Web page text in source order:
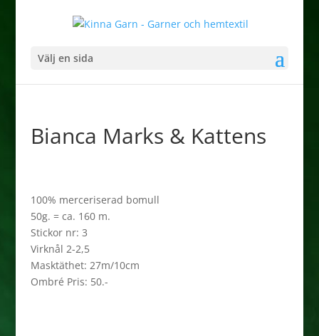
Välj en sida
Bianca Marks & Kattens
100% merceriserad bomull
50g. = ca. 160 m.
Stickor nr: 3
Virknål 2-2,5
Masktäthet: 27m/10cm
Ombré Pris: 50.-